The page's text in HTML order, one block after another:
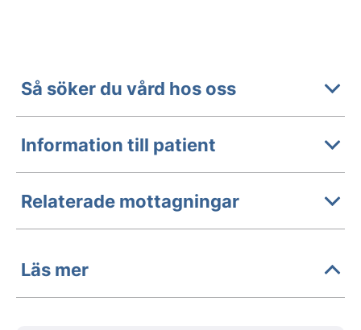
Så söker du vård hos oss
Information till patient
Relaterade mottagningar
Läs mer